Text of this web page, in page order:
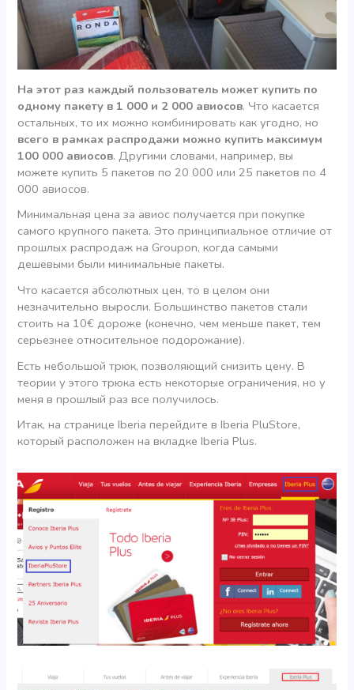
На этот раз каждый пользователь может купить по
одному пакету в 1 000 и 2 000 авиосов. Что касается
остальных, то их можно комбинировать как угодно, но
всего в рамках распродажи можно купить максимум
100 000 авиосов. Другими словами, например, вы
можете купить 5 пакетов по 20 000 или 25 пакетов по 4
000 авиосов.
Минимальная цена за авиос получается при покупке
самого крупного пакета. Это принципиальное отличие от
прошлых распродаж на Groupon, когда самыми
дешевыми были минимальные пакеты.
Что касается абсолютных цен, то в целом они
незначительно выросли. Большинство пакетов стали
стоить на 10€ дороже (конечно, чем меньше пакет, тем
серьезнее относительное подорожание).
Есть небольшой трюк, позволяющий снизить цену. В
теории у этого трюка есть некоторые ограничения, но у
меня в прошлый раз все получилось.
Итак, на страницe Iberia перейдите в Iberia PluStore,
который расположен на вкладке Iberia Plus.